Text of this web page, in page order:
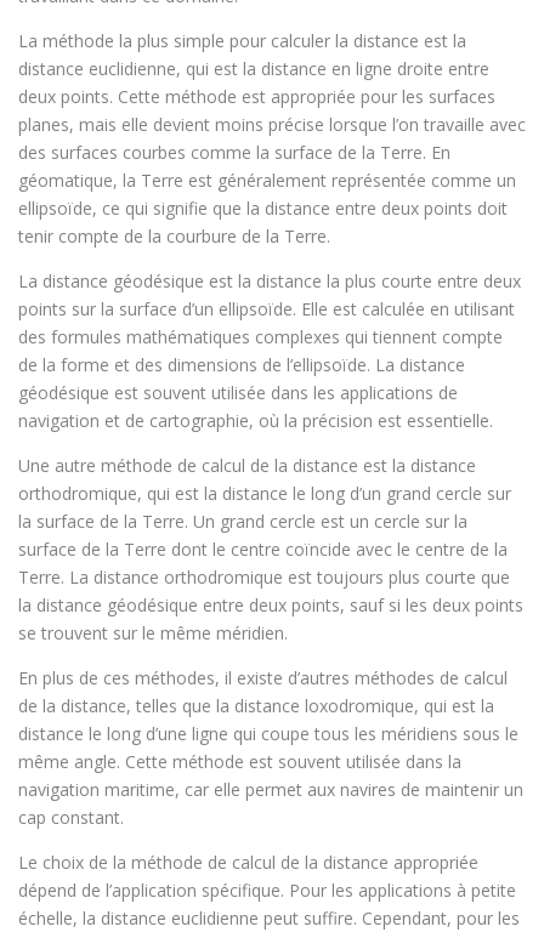
La méthode la plus simple pour calculer la distance est la
distance euclidienne, qui est la distance en ligne droite entre
deux points. Cette méthode est appropriée pour les surfaces
planes, mais elle devient moins précise lorsque l’on travaille avec
des surfaces courbes comme la surface de la Terre. En
géomatique, la Terre est généralement représentée comme un
ellipsoïde, ce qui signifie que la distance entre deux points doit
tenir compte de la courbure de la Terre.
La distance géodésique est la distance la plus courte entre deux
points sur la surface d’un ellipsoïde. Elle est calculée en utilisant
des formules mathématiques complexes qui tiennent compte
de la forme et des dimensions de l’ellipsoïde. La distance
géodésique est souvent utilisée dans les applications de
navigation et de cartographie, où la précision est essentielle.
Une autre méthode de calcul de la distance est la distance
orthodromique, qui est la distance le long d’un grand cercle sur
la surface de la Terre. Un grand cercle est un cercle sur la
surface de la Terre dont le centre coïncide avec le centre de la
Terre. La distance orthodromique est toujours plus courte que
la distance géodésique entre deux points, sauf si les deux points
se trouvent sur le même méridien.
En plus de ces méthodes, il existe d’autres méthodes de calcul
de la distance, telles que la distance loxodromique, qui est la
distance le long d’une ligne qui coupe tous les méridiens sous le
même angle. Cette méthode est souvent utilisée dans la
navigation maritime, car elle permet aux navires de maintenir un
cap constant.
Le choix de la méthode de calcul de la distance appropriée
dépend de l’application spécifique. Pour les applications à petite
échelle, la distance euclidienne peut suffire. Cependant, pour les